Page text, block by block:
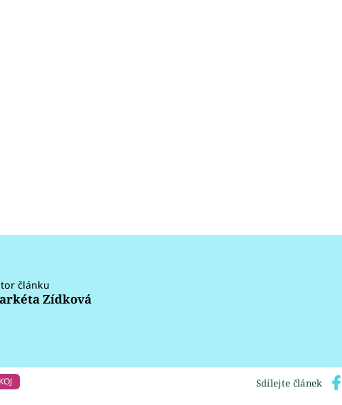
článku
Zídková
Sdílejte článek